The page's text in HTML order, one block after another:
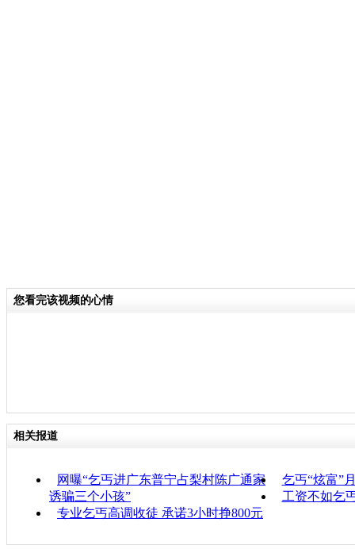
您看完该视频的心情
相关报道
网曝“乞丐进广东普宁占梨村陈广通家
诱骗三个小孩”
乞丐“炫富”
工资不如乞
专业乞丐高调收徒 承诺3小时挣800元